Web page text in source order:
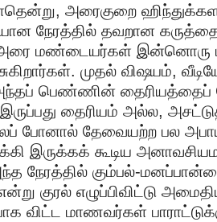
அரைகுறை
நேரத்தில் தவறான
அரை மண்டையர்கள் இன்னொரு
முதல் விஷயம்,
அந்தப் பெண்ணின் தைரியத்தைப்
தைரியம் அல்ல,
போனால் தேவையற்ற பல
இருக்கக் கூடிய
நேரத்தில் கும்பல்-
குரல் எழுப்பிவிட்டு
மாணவர்கள்